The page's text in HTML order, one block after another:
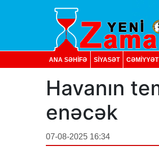
ANA SƏHİFƏ SİYASƏT CƏMİYYƏT
Havanın
enəcək
07-08-2025 16:34